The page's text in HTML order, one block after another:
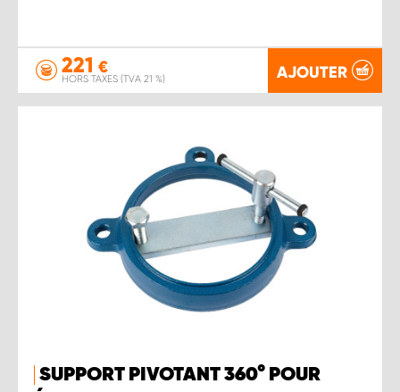
221 €
HORS TAXES (TVA 21 %) AJOUTER
SUPPORT PIVOTANT 360° POUR